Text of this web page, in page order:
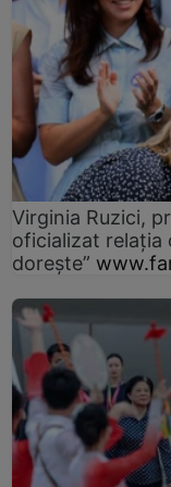
Virginia Ruzici,
oficializat relația
dorește”